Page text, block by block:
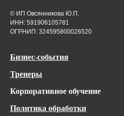
© ИП Овсянникова Ю.П.
ИНН: 591906105781
ОГРНИП: 324595800026520
Бизнес-события
Тренеры
Корпоративное обучение
Политика обработки